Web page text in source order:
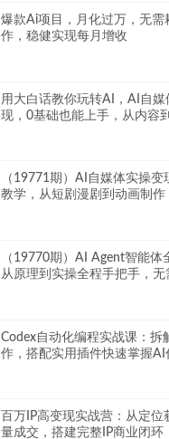
爆款Ai项目，月化过万，无需
作，稳健实现每月增收
用大白话教你玩转AI，AI自
现，0基础也能上手，从内容
（19771期）AI自媒体实操变
教学，从短剧漫剧到动画制作
（19770期）AI Agent智能体
从原理到实操全程手把手，无
Codex自动化编程实战课：拆
作，搭配实用插件快速掌握AI
百万IP高变现实战营：从定位
量成交，搭建完整IP商业闭环